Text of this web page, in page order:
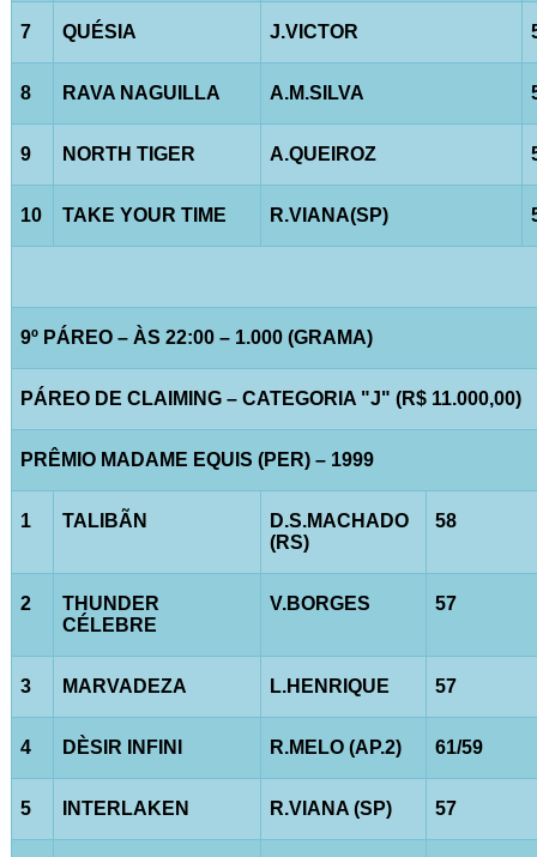
7 QUÉSIA J.VICTOR
8 RAVA NAGUILLA A.M.SILVA
9 NORTH TIGER A.QUEIROZ
10 TAKE YOUR TIME R.VIANA(SP)
9º PÁREO – ÀS 22:00 – 1.000 (GRAMA)
PÁREO DE CLAIMING – CATEGORIA "J" (R$ 11.000,00)
PRÊMIO MADAME EQUIS (PER) – 1999
1 TALIBÃN
D.S.MACHADO
(RS)
58
2
THUNDER
CÉLEBRE
V.BORGES 57
3 MARVADEZA L.HENRIQUE 57
4 DÈSIR INFINI R.MELO (AP.2) 61/59
5 INTERLAKEN R.VIANA (SP) 57